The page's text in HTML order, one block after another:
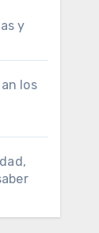
y
los